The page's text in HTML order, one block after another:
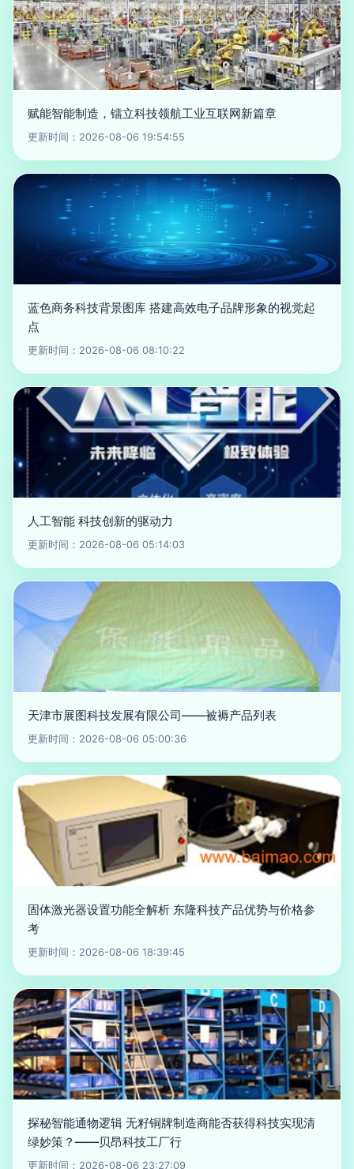
赋能智能制造，镭立科技领航工业互联网新篇章
更新时间：2026-08-06 19:54:55
蓝色商务科技背景图库 搭建高效电子品牌形象的视觉起
点
更新时间：2026-08-06 08:10:22
人工智能 科技创新的驱动力
更新时间：2026-08-06 05:14:03
天津市展图科技发展有限公司——被褥产品列表
更新时间：2026-08-06 05:00:36
固体激光器设置功能全解析 东隆科技产品优势与价格参
考
更新时间：2026-08-06 18:39:45
探秘智能通物逻辑 无籽铜牌制造商能否获得科技实现清
绿妙策？——贝昂科技工厂行
更新时间：2026-08-06 23:27:09